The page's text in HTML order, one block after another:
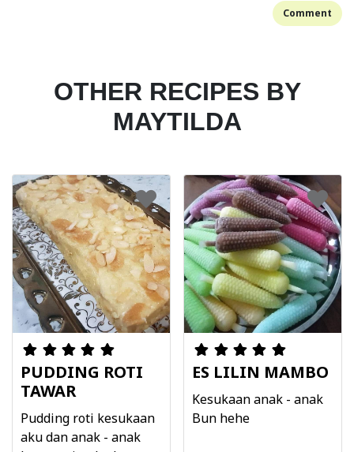
Comment
OTHER RECIPES BY
MAYTILDA
PUDDING ROTI
TAWAR
Pudding roti kesukaan
aku dan anak - anak
ES LILIN MAMBO
Kesukaan anak - anak
Bun hehe